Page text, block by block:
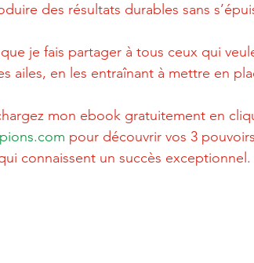
des résultats durables sans
je fais partager à tous ceux qui
ailes, en les entraînant à mettre en
mon ebook gratuitement en
pour découvrir vos 3
connaissent un succès exceptionnel.